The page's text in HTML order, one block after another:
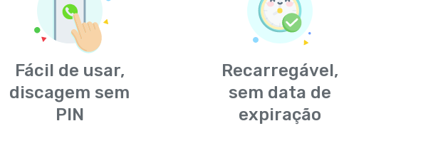
Fácil de usar,
discagem sem
PIN
Recarregável,
sem data de
expiração